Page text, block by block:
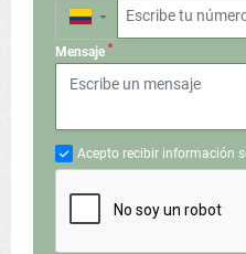
▼
Mensaje *
Acepto recibir información